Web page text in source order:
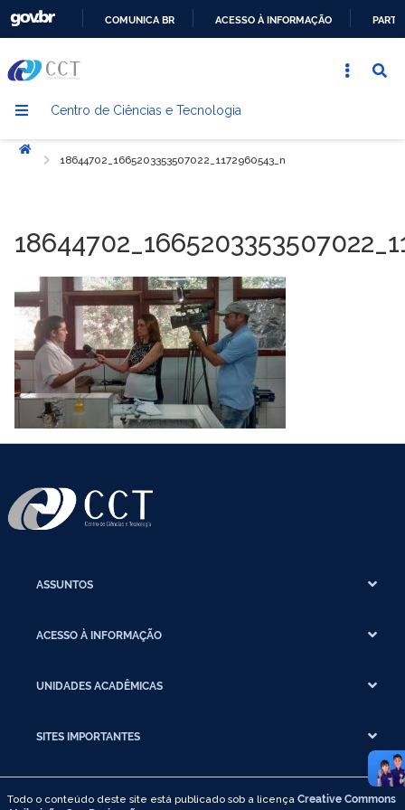
CONTEÚDO
COMUNICA BR ACESSO À INFORMAÇÃO
Centro de Ciências e Tecnologia
Início
18644702_1665203353507022_1172960543_n
ASSUNTOS
ACESSO À INFORMAÇÃO
UNIDADES ACADÊMICAS
SITES IMPORTANTES
Todo o conteúdo deste site está publicado sob a licença Creative Commons